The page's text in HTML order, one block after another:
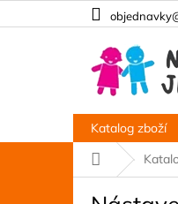
na
Katalog zboží
Domů